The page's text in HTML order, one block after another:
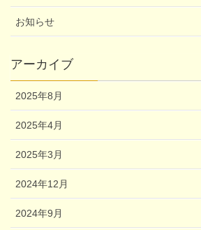
お知らせ
アーカイブ
2025年8月
2025年4月
2025年3月
2024年12月
2024年9月